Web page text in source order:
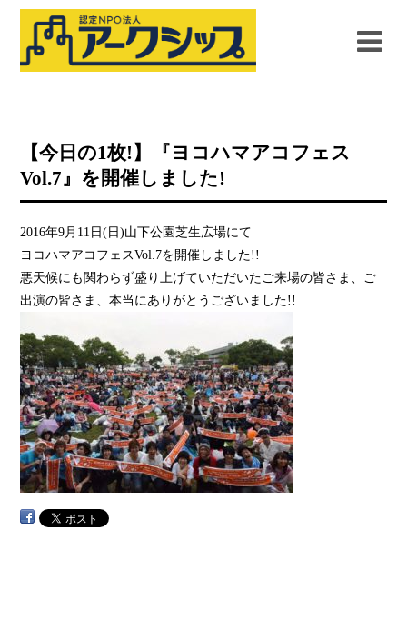
【今日の1枚!】『ヨコハマアコフェス
Vol.7』を開催しました!
2016年9月11日(日)山下公園芝生広場にて
ヨコハマアコフェスVol.7を開催しました!!
悪天候にも関わらず盛り上げていただいたご来場の皆さま、ご
出演の皆さま、本当にありがとうございました!!